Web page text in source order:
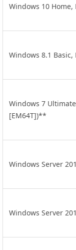
Windows 10
Windows 8.1
Windows 7
[EM64T])**
Windows Server
Windows Server